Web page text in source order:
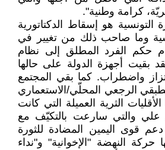
كرامة وطنية".
التونسية هو إسقاط الدكتاتورية
وما صاحب ذلك من تغيير في
حكم الفرد المطلق إلى نظام
بقيت أجهزة الدولة على حالها
واضطراب. كما بقي المجتمع
الرجعي المحلّي/الاستعماري
الأقليات الثرية العميلة التي كانت
والتي سارعت بالتكيّف مع
دعم قوى اليمين المضادة للثورة
حركة النهضة "الإخوانية" و"نداء